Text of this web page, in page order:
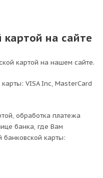
картой на сайте
картой на нашем сайте.
VISA Inc, MasterCard
обработка платежа
банка, где Вам
карты: